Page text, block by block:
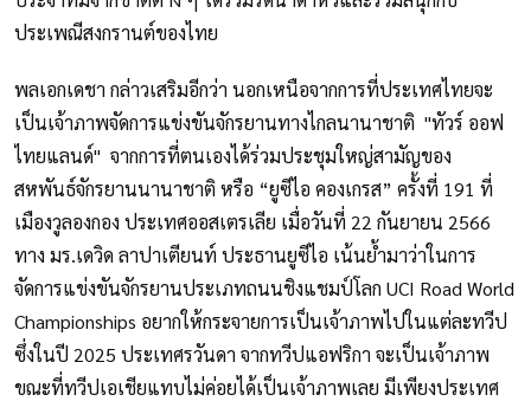
ประเพณีสงกรานต์ของไทย
พลเอกเดชา กล่าวเสริมอีกว่า นอกเหนือจากการที่ประเทศไทยจะ
เป็นเจ้าภาพจัดการแข่งขันจักรยานทางไกลนานาชาติ "ทัวร์ ออฟ
ไทยแลนด์" จากการที่ตนเองได้ร่วมประชุมใหญ่สามัญของ
สหพันธ์จักรยานนานาชาติ หรือ “ยูซีไอ คองเกรส” ครั้งที่ 191 ที่
เมืองวูลองกอง ประเทศออสเตรเลีย เมื่อวันที่ 22 กันยายน 2566
ทาง มร.เดวิด ลาปาเตียนท์ ประธานยูซีไอ เน้นย้ำมาว่าในการ
จัดการแข่งขันจักรยานประเภทถนนชิงแชมป์โลก UCI Road World
Championships อยากให้กระจายการเป็นเจ้าภาพไปในแต่ละทวีป
ซึ่งในปี 2025 ประเทศรวันดา จากทวีปแอฟริกา จะเป็นเจ้าภาพ
ขณะที่ทวีปเอเชียแทบไม่ค่อยได้เป็นเจ้าภาพเลย มีเพียงประเทศ